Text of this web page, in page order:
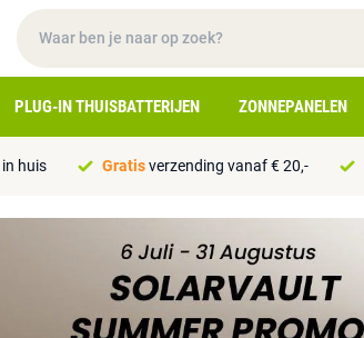
PLUG-IN THUISBATTERIJEN ZONNEPANELEN
in huis Gratisverzending vanaf € 20,-